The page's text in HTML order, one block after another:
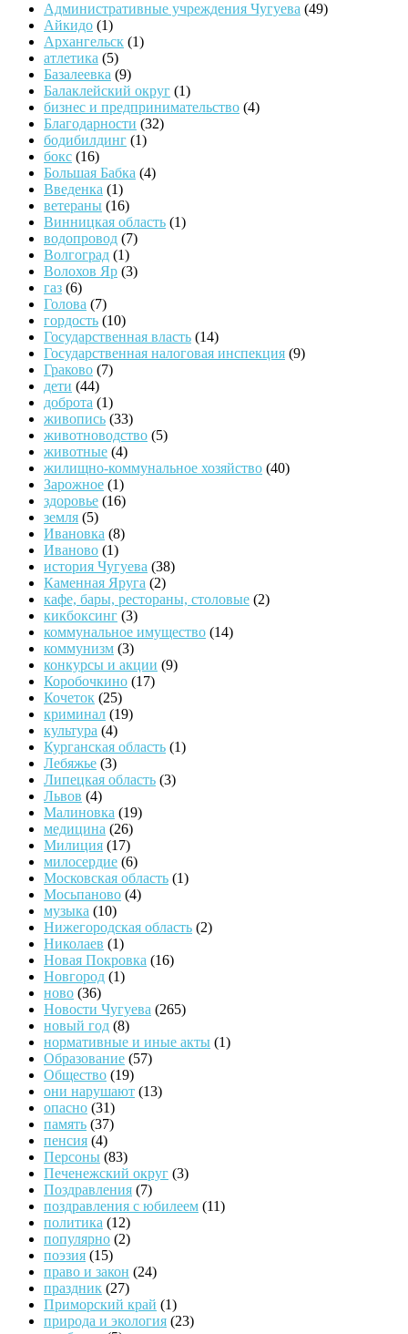
Административные учреждения Чугуева (49)
Айкидо (1)
Архангельск (1)
атлетика (5)
Базалеевка (9)
Балаклейский округ (1)
бизнес и предпринимательство (4)
Благодарности (32)
бодибилдинг (1)
бокс (16)
Большая Бабка (4)
Введенка (1)
ветераны (16)
Винницкая область (1)
водопровод (7)
Волгоград (1)
Волохов Яр (3)
газ (6)
Голова (7)
гордость (10)
Государственная власть (14)
Государственная налоговая инспекция (9)
Граково (7)
дети (44)
доброта (1)
живопись (33)
животноводство (5)
животные (4)
жилищно-коммунальное хозяйство (40)
Зарожное (1)
здоровье (16)
земля (5)
Ивановка (8)
Иваново (1)
история Чугуева (38)
Каменная Яруга (2)
кафе, бары, рестораны, столовые (2)
кикбоксинг (3)
коммунальное имущество (14)
коммунизм (3)
конкурсы и акции (9)
Коробочкино (17)
Кочеток (25)
криминал (19)
культура (4)
Курганская область (1)
Лебяжье (3)
Липецкая область (3)
Львов (4)
Малиновка (19)
медицина (26)
Милиция (17)
милосердие (6)
Московская область (1)
Мосьпаново (4)
музыка (10)
Нижегородская область (2)
Николаев (1)
Новая Покровка (16)
Новгород (1)
ново (36)
Новости Чугуева (265)
новый год (8)
нормативные и иные акты (1)
Образование (57)
Общество (19)
они нарушают (13)
опасно (31)
память (37)
пенсия (4)
Персоны (83)
Печенежский округ (3)
Поздравления (7)
поздравления с юбилеем (11)
политика (12)
популярно (2)
поэзия (15)
право и закон (24)
праздник (27)
Приморский край (1)
природа и экология (23)